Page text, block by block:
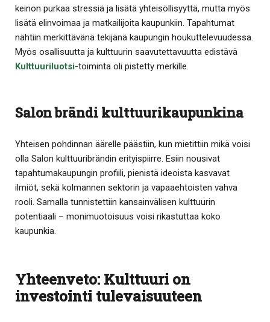
keinon purkaa stressiä ja lisätä yhteisöllisyyttä, mutta myös
lisätä elinvoimaa ja matkailijoita kaupunkiin. Tapahtumat
nähtiin merkittävänä tekijänä kaupungin houkuttelevuudessa.
Myös osallisuutta ja kulttuurin saavutettavuutta edistävä
Kulttuuriluotsi-toiminta oli pistetty merkille.
Salon brändi kulttuurikaupunkina
Yhteisen pohdinnan äärelle päästiin, kun mietittiin mikä voisi
olla Salon kulttuuribrändin erityispiirre. Esiin nousivat
tapahtumakaupungin profiili, pienistä ideoista kasvavat
ilmiöt, sekä kolmannen sektorin ja vapaaehtoisten vahva
rooli. Samalla tunnistettiin kansainvälisen kulttuurin
potentiaali – monimuotoisuus voisi rikastuttaa koko
kaupunkia.
Yhteenveto: Kulttuuri on
investointi tulevaisuuteen